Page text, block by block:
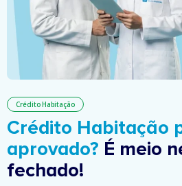
Crédito Habitação
Crédito Habitação
aprovado? É meio
fechado!